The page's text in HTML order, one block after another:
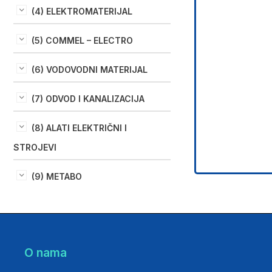
(4) ELEKTROMATERIJAL
(5) COMMEL – ELECTRO
(6) VODOVODNI MATERIJAL
(7) ODVOD I KANALIZACIJA
(8) ALATI ELEKTRIČNI I
STROJEVI
(9) METABO
O nama